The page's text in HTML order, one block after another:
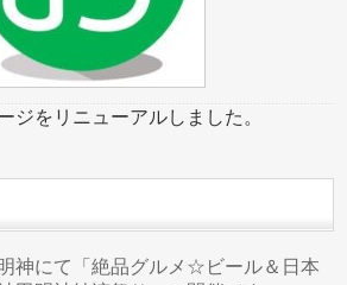
ジをリニューアルしました。
神にて「絶品グルメ☆ビール＆日本